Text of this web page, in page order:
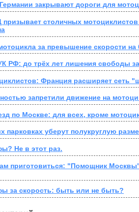
закрывают дороги для
столичных мотоциклистов
за превышение скорости на
РФ: до трёх лет лишения свободы
Франция расширяет сеть
запретили движение на
по Москве: для всех, кроме
парковках уберут полукруглую
Не в этот раз.
приготовиться: "Помощник
за скорость: быть или не быть?